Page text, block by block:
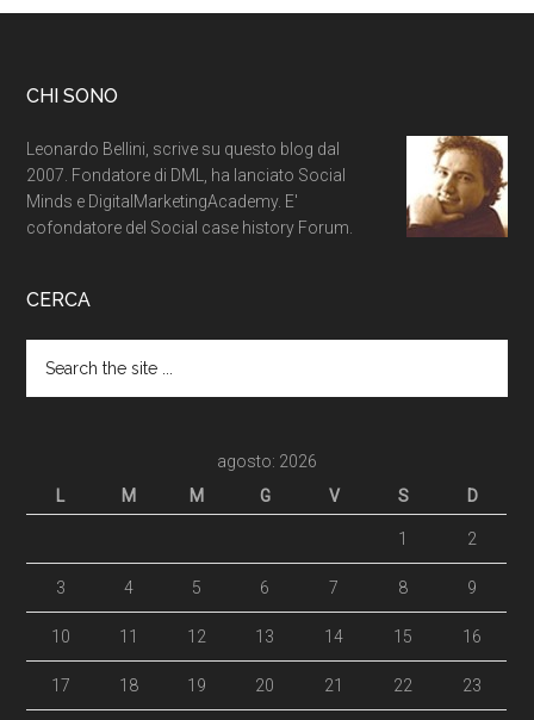
CHI SONO
Leonardo Bellini, scrive su questo blog dal
2007. Fondatore di DML, ha lanciato Social
Minds e DigitalMarketingAcademy. E'
cofondatore del Social case history Forum.
CERCA
agosto: 2026
L
M M G V S D
1 2
3 4 5 6 7 8 9
10 11 12 13 14 15 16
17 18 19 20 21 22 23